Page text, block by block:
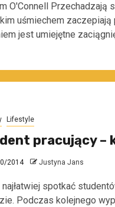
O'Connell Przechadzają
uśmiechem zaczepiają
jest umiejętne
Lifestyle
pracujący –
2014 Justyna Jans
najłatwiej spotkać
Podczas kolejnego